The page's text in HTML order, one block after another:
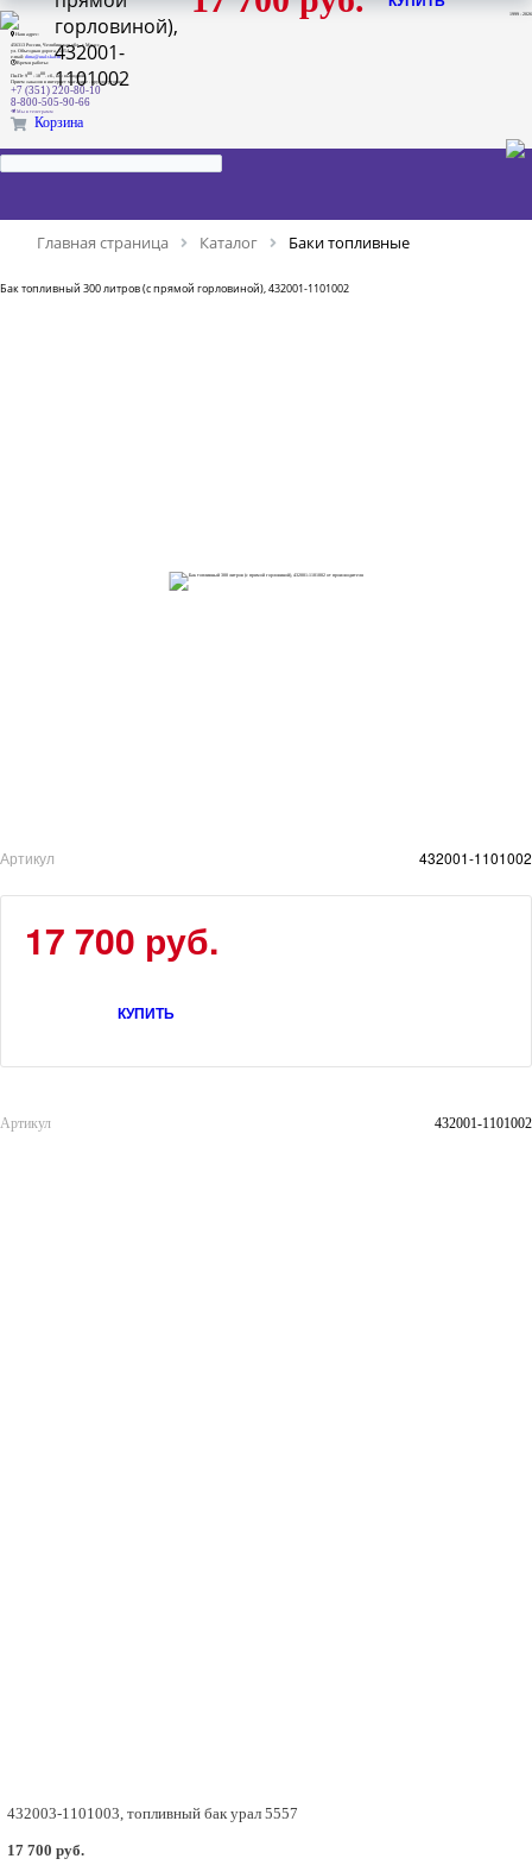
1999 - 2026
Наш адрес:
456313 Россия, Челябинская обл., г. Миасс,
ул. Объездная дорога, 5/35А
e-mail: dima@ural-skat.ru
Время работы:
Пн-Пт 900- 1800. сб., вс.: выходной
Прием заказов в интернет магазине - круглосуточно
+7 (351) 220-80-10
8-800-505-90-66
Мы в телеграмм
Корзина
Главная страница Каталог Баки топливные
Бак топливный 300 литров (с прямой горловиной), 432001-1101002
Артикул 432001-1101002
17 700 руб.
КУПИТЬ
Артикул 432001-1101002
горловиной),
432001-
1101002
432003-1101003, топливный бак урал 5557
17 700 руб.